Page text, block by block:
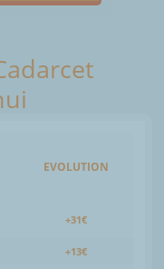
EVOLUTION
+31€
+13€